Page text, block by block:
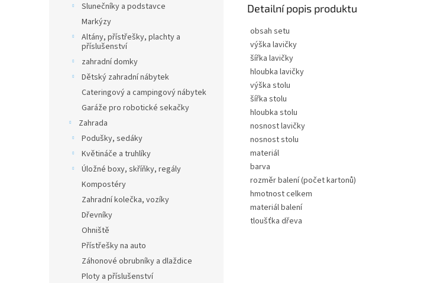
Slunečníky a podstavce
Markýzy
Altány, přístřešky, plachty a
příslušenství
zahradní domky
Dětský zahradní nábytek
Cateringový a campingový nábytek
Garáže pro robotické sekačky
Zahrada
Podušky, sedáky
Květináče a truhlíky
Úložné boxy, skříňky, regály
Kompostéry
Zahradní kolečka, vozíky
Dřevníky
Ohniště
Přístřešky na auto
Záhonové obrubníky a dlaždice
Ploty a příslušenství
Detailní popis produktu
obsah setu
výška lavičky
šířka lavičky
hloubka lavičky
výška stolu
šířka stolu
hloubka stolu
nosnost lavičky
nosnost stolu
materiál
barva
rozměr balení (počet kartonů)
hmotnost celkem
materiál balení
tloušťka dřeva